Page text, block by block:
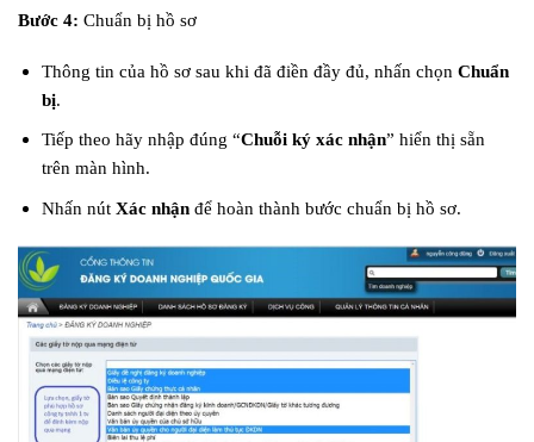
Bước 4: Chuẩn bị hồ sơ
Thông tin của hồ sơ sau khi đã điền đầy đủ, nhấn chọn Chuẩn
bị.
Tiếp theo hãy nhập đúng “Chuỗi ký xác nhận” hiển thị sẵn
trên màn hình.
Nhấn nútXác nhậnđể hoàn thành bước chuẩn bị hồ sơ.